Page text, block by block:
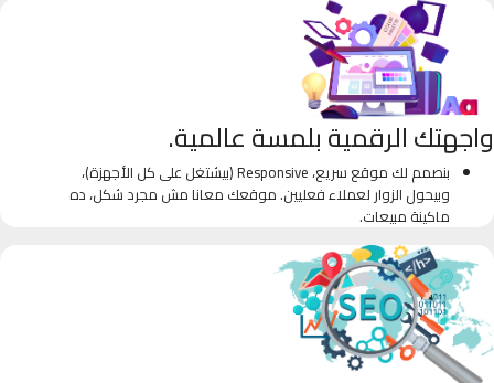
واجهتك الرقمية بلمسة عالمية.
بنصمم لك موقع سريع، Responsive (بيشتغل على كل الأجهزة)،
وبيحول الزوار لعملاء فعليين. موقعك معانا مش مجرد شكل، ده
ماكينة مبيعات.